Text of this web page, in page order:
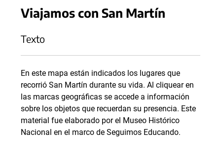
Viajamos con San Martín
Texto
En este mapa están indicados los lugares que
recorrió San Martín durante su vida. Al cliquear en
las marcas geográficas se accede a información
sobre los objetos que recuerdan su presencia. Este
material fue elaborado por el Museo Histórico
Nacional en el marco de Seguimos Educando.